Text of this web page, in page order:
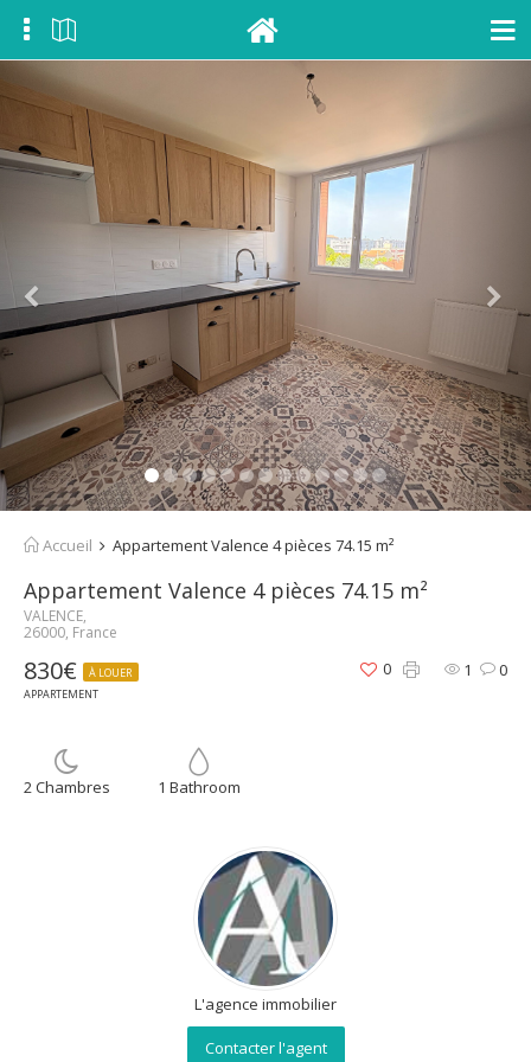
Accueil Appartement Valence 4 pièces 74.15 m²
Appartement Valence 4 pièces 74.15 m²
VALENCE,
26000, France
830€
À LOUER
APPARTEMENT
1 0
0
2 Chambres 1 Bathroom
L'agence immobilier
Contacter l'agent